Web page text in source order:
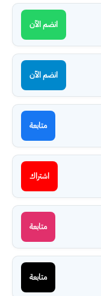
انضم الآن
انضم الآن
متابعة
اشتراك
متابعة
متابعة